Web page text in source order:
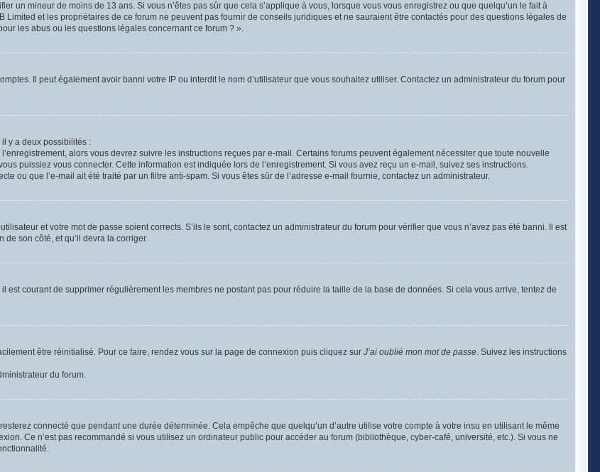
un mineur de moins de 13 ans. Si vous n’êtes pas sûr que cela s’applique à vous, lorsque vous vous enregistrez ou que quelqu’un le fait à
et les propriétaires de ce forum ne peuvent pas fournir de conseils juridiques et ne sauraient être contactés pour des questions légales de
les abus ou les questions légales concernant ce forum ? ».
Il peut également avoir banni votre IP ou interdit le nom d’utilisateur que vous souhaitez utiliser. Contactez un administrateur du forum pour
il y a deux possibilités :
alors vous devrez suivre les instructions reçues par e-mail. Certains forums peuvent également nécessiter que toute nouvelle
puissiez vous connecter. Cette information est indiquée lors de l’enregistrement. Si vous avez reçu un e-mail, suivez ses instructions.
ou que l’e-mail ait été traité par un filtre anti-spam. Si vous êtes sûr de l’adresse e-mail fournie, contactez un administrateur.
et votre mot de passe soient corrects. S’ils le sont, contactez un administrateur du forum pour vérifier que vous n’avez pas été banni. Il est
son côté, et qu’il devra la corriger.
est courant de supprimer régulièrement les membres ne postant pas pour réduire la taille de la base de données. Si cela vous arrive, tentez de
être réinitialisé. Pour ce faire, rendez vous sur la page de connexion puis cliquez sur J’ai oublié mon mot de passe. Suivez les instructions
du forum.
connecté que pendant une durée déterminée. Cela empêche que quelqu’un d’autre utilise votre compte à votre insu en utilisant le même
Ce n’est pas recommandé si vous utilisez un ordinateur public pour accéder au forum (bibliothèque, cyber-café, université, etc.). Si vous ne